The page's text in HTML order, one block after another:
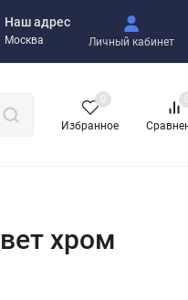
Наш адрес
Москва Личный кабинет
Избранное
0 0
хром